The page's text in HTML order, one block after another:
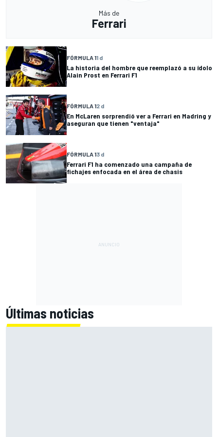
Más de
Ferrari
FÓRMULA 11 d
La historia del hombre que reemplazó a su ídolo
Alain Prost en Ferrari F1
FÓRMULA 12 d
En McLaren sorprendió ver a Ferrari en Madring y
aseguran que tienen "ventaja"
FÓRMULA 13 d
Ferrari F1 ha comenzado una campaña de
fichajes enfocada en el área de chasis
Últimas noticias